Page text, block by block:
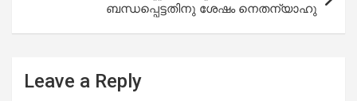
ബന്ധപ്പെട്ടതിനു ശേഷം നെതന്യാഹു
Leave a Reply